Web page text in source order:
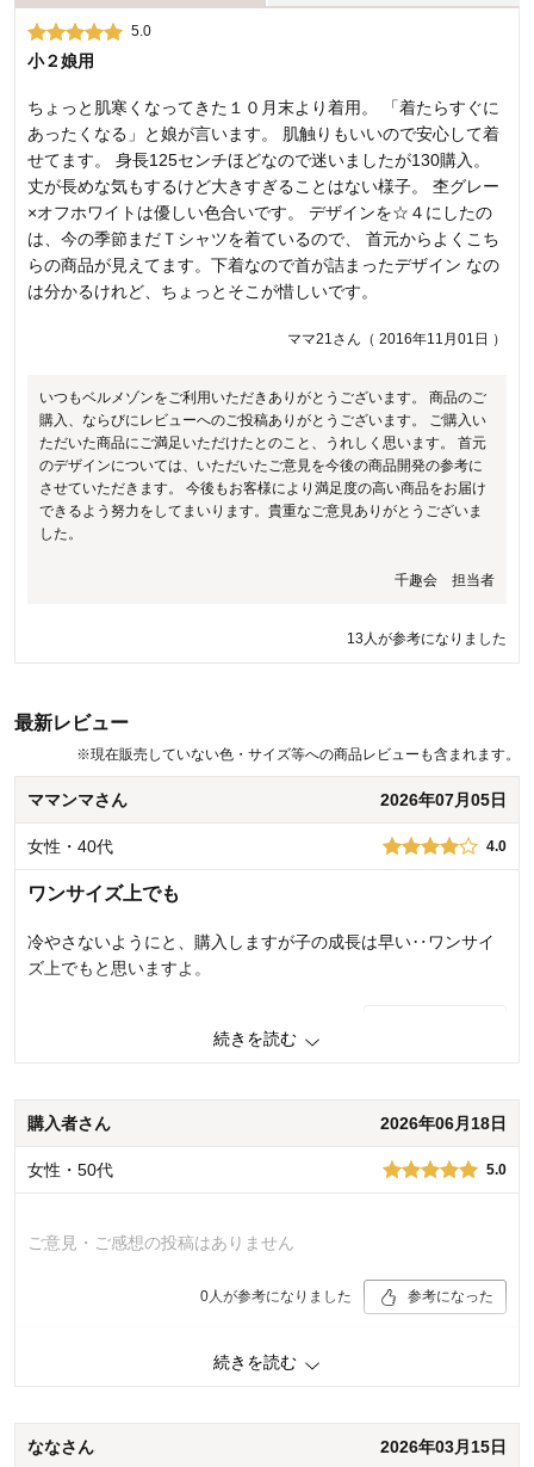
5.0
小２娘用
ちょっと肌寒くなってきた１０月末より着用。 「着たらすぐに
あったくなる」と娘が言います。 肌触りもいいので安心して着
せてます。 身長125センチほどなので迷いましたが130購入。
丈が長めな気もするけど大きすぎることはない様子。 杢グレー
×オフホワイトは優しい色合いです。 デザインを☆４にしたの
は、今の季節まだＴシャツを着ているので、 首元からよくこち
らの商品が見えてます。下着なので首が詰まったデザイン なの
は分かるけれど、ちょっとそこが惜しいです。
ママ21さん（ 2016年11月01日 ）
いつもベルメゾンをご利用いただきありがとうございます。 商品のご
購入、ならびにレビューへのご投稿ありがとうございます。 ご購入い
ただいた商品にご満足いただけたとのこと、うれしく思います。 首元
のデザインについては、いただいたご意見を今後の商品開発の参考に
させていただきます。 今後もお客様により満足度の高い商品をお届け
できるよう努力をしてまいります。貴重なご意見ありがとうございま
した。
千趣会 担当者
13人が参考になりました
1.0
ザラザラ
ザラッとした肌触りで、子供が嫌がったので、洗濯してみまし
たが、やっぱりダメでした。 返品出来ないので後配送の大人用
はキャンセルしました。 問合せたが、商品の不具合ではないと
のこと。 肌着が不快なのって商品としてどうなんでしよう
kangamamaさん（ 2016年10月15日 ）
いつもベルメゾンをご利用いただきありがとうございます。 商品のご
ただける肌触りではなかったとのこと、誠に申し訳ございません。 こ
ございませんでした。 いただいたご意見を参考に、今後もお客様によ
り満足度の高い商品をお届けできるよう努力をしてまいります。 貴重
なご意見ありがとうございました。
千趣会 担当者
最新レビュー
※現在販売していない色・サイズ等への商品レビューも含まれます。
ママンマさん 2026年07月05日
女性・40代 4.0
ワンサイズ上でも
冷やさないようにと、購入しますが子の成長は早い‥ワンサイ
ズ上でもと思いますよ。
お子さまの性別： 女の子
続きを読む
購入者さん 2026年06月18日
女性・50代 5.0
ご意見・ご感想の投稿はありません
0人が参考になりました 参考になった
購入商品： オフホワイト（お名前スペース・あ
お子さまのお気に入り度：
続きを読む
ななさん 2026年03月15日